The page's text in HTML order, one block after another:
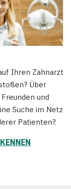
Ihren Zahnarzt
Über
und
Suche im Netz
Patienten?.